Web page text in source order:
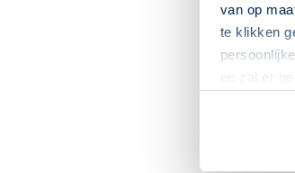
van op
te klikken
en zal er